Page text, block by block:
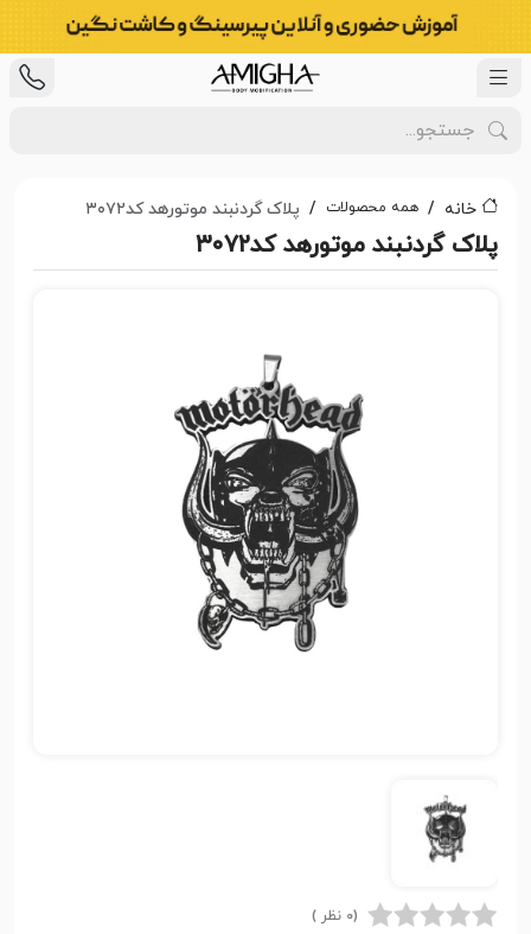
خانه همه محصولات پلاک گردنبند موتورهد کد۳۰۷۲
پلاک گردنبند موتورهد کد۳۰۷۲
(0 نظر )